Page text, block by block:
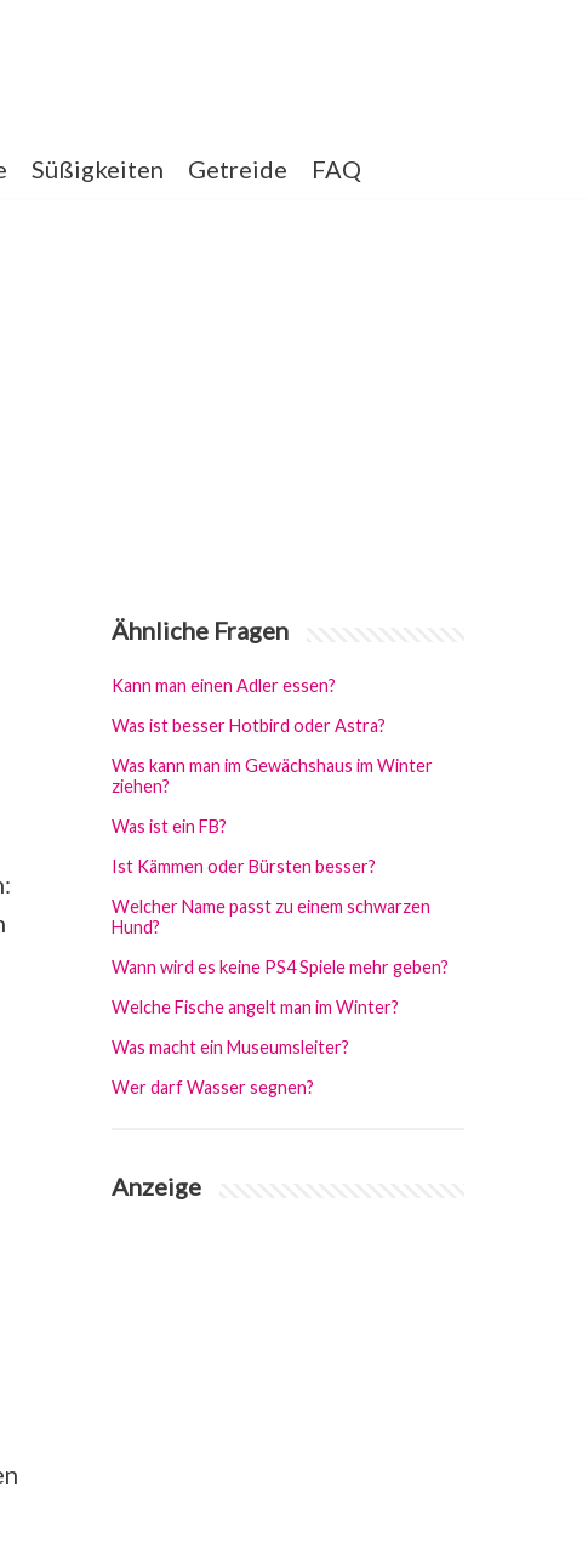
Süßigkeiten Getreide FAQ
Ähnliche Fragen
Kann man einen Adler essen?
Was ist besser Hotbird oder Astra?
Was kann man im Gewächshaus im Winter
ziehen?
Was ist ein FB?
Ist Kämmen oder Bürsten besser?
Welcher Name passt zu einem schwarzen
Hund?
Wann wird es keine PS4 Spiele mehr geben?
Welche Fische angelt man im Winter?
Was macht ein Museumsleiter?
Wer darf Wasser segnen?
Anzeige